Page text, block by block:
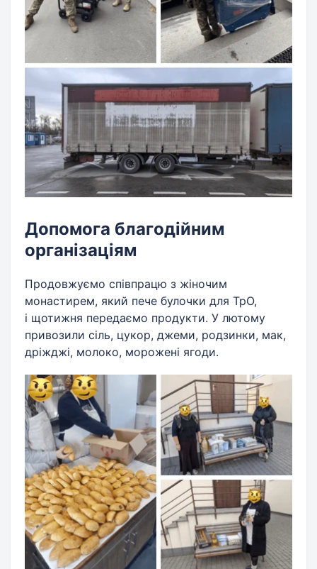
Допомога благодійним
організаціям
Продовжуємо співпрацю з жіночим
монастирем, який пече булочки для ТрО,
і щотижня передаємо продукти. У лютому
привозили сіль, цукор, джеми, родзинки, мак,
дріжджі, молоко, морожені ягоди.